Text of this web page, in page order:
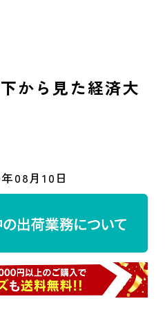
から見た経済大
08月10日